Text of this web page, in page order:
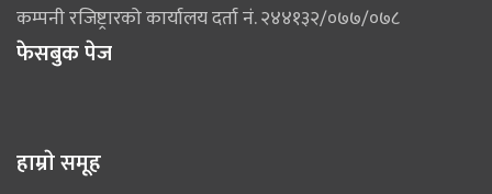
कम्पनी रजिष्ट्रारको कार्यालय दर्ता नं. २४४१३२/०७७/०७८
फेसबुक पेज
हाम्राे समूह